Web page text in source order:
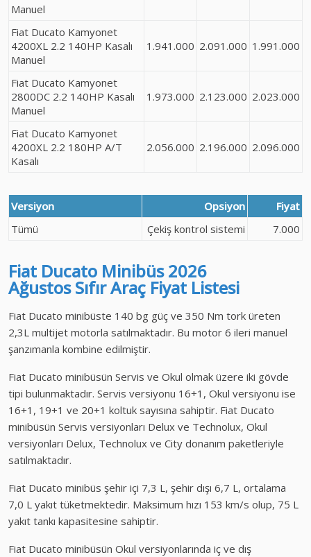
Manuel
Fiat Ducato Kamyonet
4200XL 2.2 140HP Kasalı
Manuel
1.941.000 2.091.000 1.991.000
Fiat Ducato Kamyonet
2800DC 2.2 140HP Kasalı
Manuel
1.973.000 2.123.000 2.023.000
Fiat Ducato Kamyonet
4200XL 2.2 180HP A/T
Kasalı
2.056.000 2.196.000 2.096.000
Versiyon Opsiyon
Fiyat
Tümü
Çekiş kontrol sistemi 7.000
Fiat Ducato Minibüs2026
AğustosSıfır Araç Fiyat Listesi
Fiat Ducato minibüste 140 bg güç ve 350 Nm tork üreten
2,3L multijet motorla satılmaktadır. Bu motor 6 ileri manuel
şanzımanla kombine edilmiştir.
Fiat Ducato minibüsün Servis ve Okul olmak üzere iki gövde
tipi bulunmaktadır. Servis versiyonu 16+1, Okul versiyonu ise
16+1, 19+1 ve 20+1 koltuk sayısına sahiptir. Fiat Ducato
minibüsün Servis versiyonları Delux ve Technolux, Okul
versiyonları Delux, Technolux ve City donanım paketleriyle
satılmaktadır.
Fiat Ducato minibüs şehir içi 7,3 L, şehir dışı 6,7 L, ortalama
7,0 L yakıt tüketmektedir. Maksimum hızı 153 km/s olup, 75 L
yakıt tankı kapasitesine sahiptir.
Fiat Ducato minibüsün Okul versiyonlarında iç ve dış